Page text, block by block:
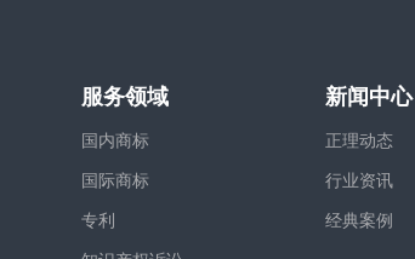
服务领域
国内商标
国际商标
专利
新闻中心
正理动态
行业资讯
经典案例